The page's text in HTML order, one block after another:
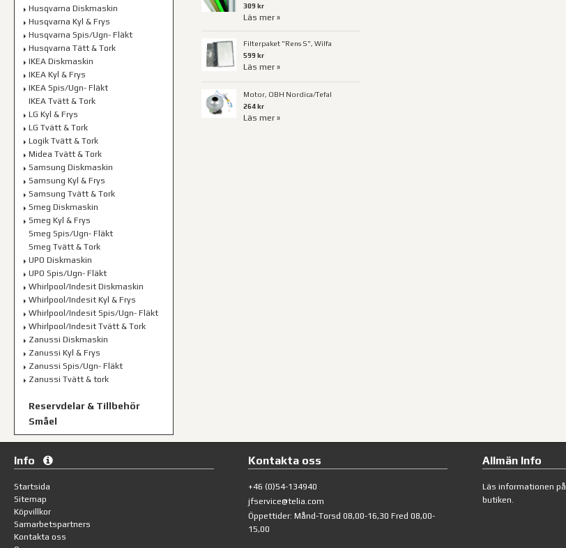
Husqvarna Diskmaskin
Husqvarna Kyl & Frys
Husqvarna Spis/Ugn- Fläkt
Husqvarna Tätt & Tork
IKEA Diskmaskin
IKEA Kyl & Frys
IKEA Spis/Ugn- Fläkt
IKEA Tvätt & Tork
LG Kyl & Frys
LG Tvätt & Tork
Logik Tvätt & Tork
Midea Tvätt & Tork
Samsung Diskmaskin
Samsung Kyl & Frys
Samsung Tvätt & Tork
Smeg Diskmaskin
Smeg Kyl & Frys
Smeg Spis/Ugn- Fläkt
Smeg Tvätt & Tork
UPO Diskmaskin
UPO Spis/Ugn- Fläkt
Whirlpool/Indesit Diskmaskin
Whirlpool/Indesit Kyl & Frys
Whirlpool/Indesit Spis/Ugn- Fläkt
Whirlpool/Indesit Tvätt & Tork
Zanussi Diskmaskin
Zanussi Kyl & Frys
Zanussi Spis/Ugn- Fläkt
Zanussi Tvätt & tork
Reservdelar & Tillbehör
Småel
309 kr
Läs mer »
Filterpaket "Rens S", Wilfa
599 kr
Läs mer »
Motor, OBH Nordica/Tefal
264 kr
Läs mer »
Info
Startsida
Sitemap
Köpvillkor
Samarbetspartners
Kontakta oss
Kontakta oss
+46 (0)54-134940
jfservice@telia.com
Öppettider: Månd-Torsd 08,00-16,30 Fred 08,00-
15,00
Allmän Info
Läs informationen på
butiken.